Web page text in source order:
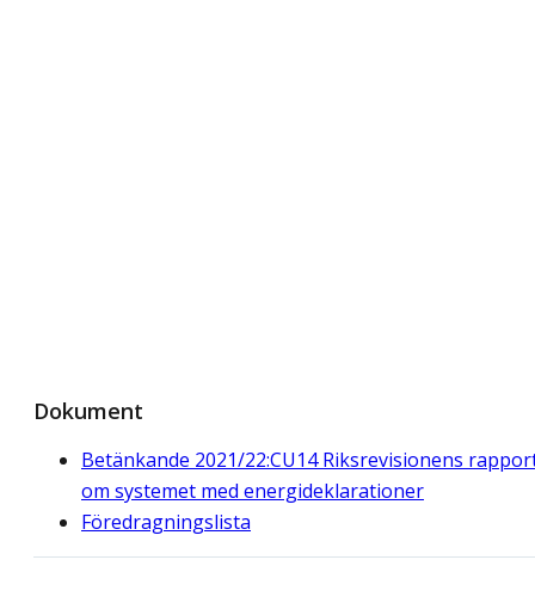
Dokument
Betänkande 2021/22:CU14 Riksrevisionens
om systemet med energideklarationer
Föredragningslista